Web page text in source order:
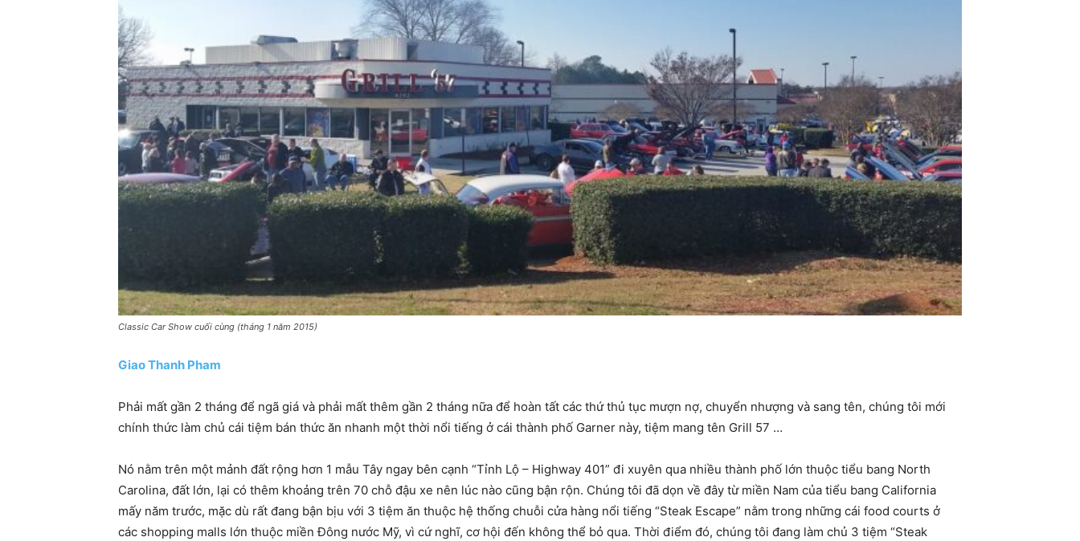
Classic Car Show cuối cùng (tháng 1 năm 2015)
Giao Thanh Pham
Phải mất gần 2 tháng để ngã giá và phải mất thêm gần 2 tháng nữa để hoàn tất các thứ thủ tục mượn nợ, chuyển nhượng và sang tên, chúng tôi mới
chính thức làm chủ cái tiệm bán thức ăn nhanh một thời nổi tiếng ở cái thành phố Garner này, tiệm mang tên Grill 57 …
Nó nằm trên một mảnh đất rộng hơn 1 mẫu Tây ngay bên cạnh “Tỉnh Lộ – Highway 401” đi xuyên qua nhiều thành phố lớn thuộc tiểu bang North
Carolina, đất lớn, lại có thêm khoảng trên 70 chỗ đậu xe nên lúc nào cũng bận rộn. Chúng tôi đã dọn về đây từ miền Nam của tiểu bang California
mấy năm trước, mặc dù rất đang bận bịu với 3 tiệm ăn thuộc hệ thống chuỗi cửa hàng nổi tiếng “Steak Escape” nằm trong những cái food courts ở
các shopping malls lớn thuộc miền Đông nước Mỹ, vì cứ nghĩ, cơ hội đến không thể bỏ qua. Thời điểm đó, chúng tôi đang làm chủ 3 tiệm “Steak